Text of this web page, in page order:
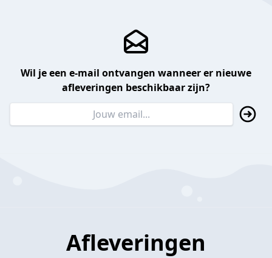
Wil je een e-mail ontvangen wanneer er nieuwe
afleveringen beschikbaar zijn?
Afleveringen